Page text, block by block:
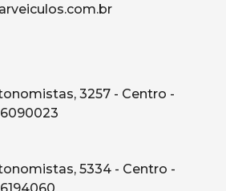
3257 - Centro -
5334 - Centro -